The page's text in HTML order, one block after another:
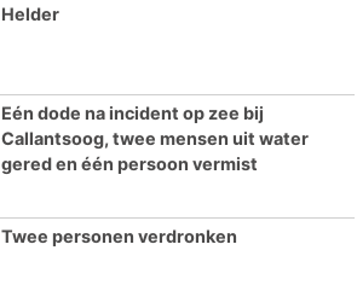
Helder
Eén dode na incident op zee bij
Callantsoog, twee mensen uit water
gered en één persoon vermist
Twee personen verdronken